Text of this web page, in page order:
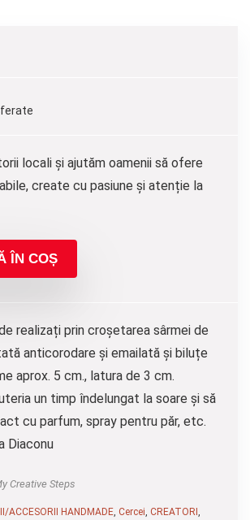
locali și ajutăm oamenii să ofere
create cu pasiune și atenție la
ÎN COȘ
realizați prin croșetarea sârmei de
anticorodare și emailată și biluțe
aprox. 5 cm., latura de 3 cm.
un timp îndelungat la soare și să
cu parfum, spray pentru păr, etc.
Diaconu
Creative Steps
ACCESORII HANDMADE, Cercei, CREATORI ,